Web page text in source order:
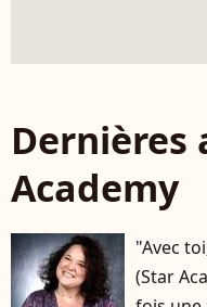
Dernières
Academy
"Avec
(Star